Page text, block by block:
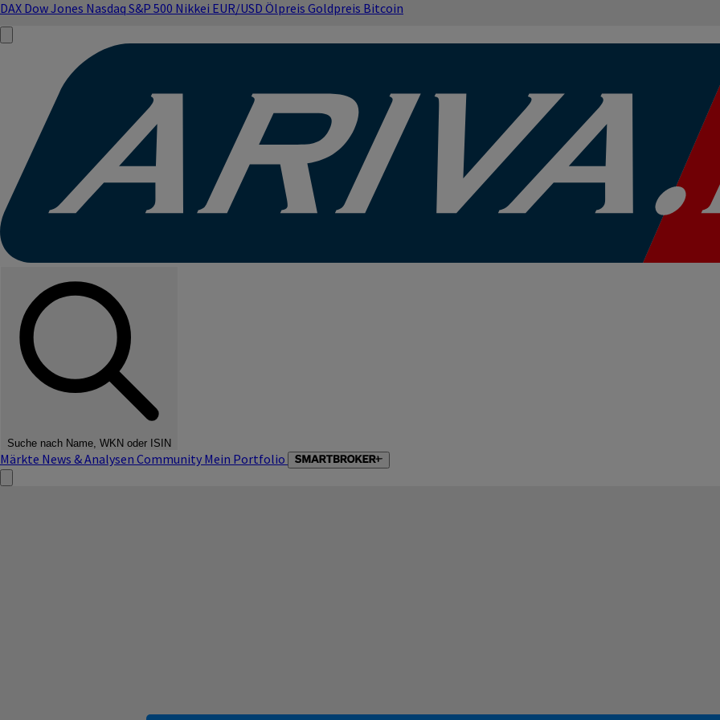
DAX Dow Jones Nasdaq S&P 500 Nikkei EUR/USD Ölpreis Goldpreis Bitcoin
Suche nach Name, WKN oder ISIN
Märkte News & Analysen Community Mein Portfolio